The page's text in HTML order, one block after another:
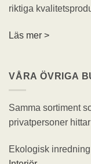
riktiga
Läs mer >
VÅRA ÖVRIGA
Samma sortiment
privatpersoner
Ekologisk